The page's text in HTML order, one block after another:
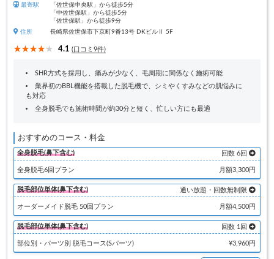
最寄駅
「佐世保中央駅」から徒歩5分
「中佐世保駅」から徒歩5分
「佐世保駅」から徒歩9分
住所
長崎県佐世保市下京町9番13号 DKビルⅡ 5F
4.1 (口コミ9件)
SHR方式を採用し、痛みが少なく、毛周期に関係なく施術可能
業界初のBBL機能を搭載した脱毛機で、シミやくすみなどの肌悩みに
も対応
全身脱毛でも施術時間が約30分と短く、忙しい方にも最適
おすすめのコース・料金
全身脱毛(鼻下含む) 回数 6回
全身脱毛6回プラン 月額3,300円
脱毛部位単体(鼻下含む) 通い放題・回数無制限
オーダーメイド脱毛 50回プラン 月額4,500円
脱毛部位単体(鼻下含む) 回数 1回
部位別・パーツ別 脱毛コース(Sパーツ) ¥3,960円